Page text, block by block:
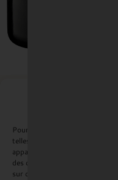
Pour offrir les meilleures
telles que les cookies pour
appareils. Le fait de consentir
des données telles que le
sur ce site. Le fait de ne pas